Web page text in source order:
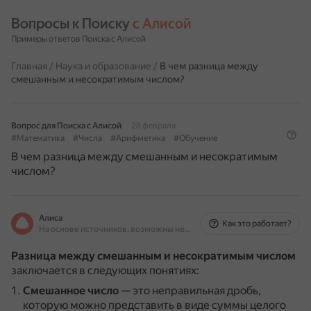
Вопросы к Поиску с Алисой
Примеры ответов Поиска с Алисой
Главная / Наука и образование / В чем разница между
смешанным и несократимым числом?
Вопрос для Поиска с Алисой
28 февраля
#Математика
#Числа #Арифметика #Обучение
В чем разница между смешанным и несократимым
числом?
Алиса
На основе источников, возможны неточности
Как это работает?
Разница между смешанным и несократимым числом
заключается в следующих понятиях:
Смешанное число — это неправильная дробь,
которую можно представить в виде суммы целого